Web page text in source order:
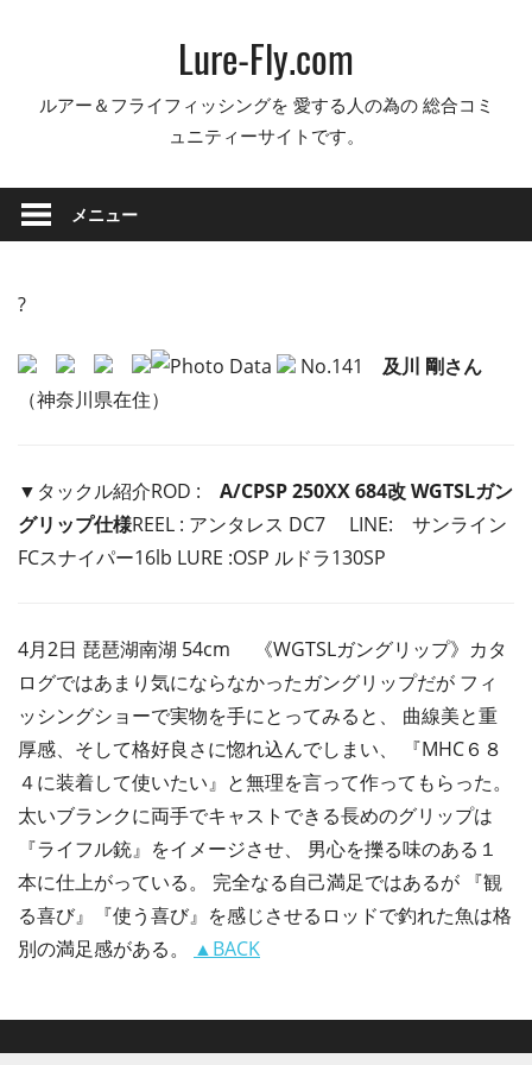
Lure-Fly.com
ルアー＆フライフィッシングを 愛する人の為の 総合コミ
ュニティーサイトです。
メニュー
?
No.141
及川 剛さん
（神奈川県在住）
▼タックル紹介ROD : A/CPSP 250XX 684改 WGTSLガン
グリップ仕様REEL : アンタレス DC7 LINE: サンライン
FCスナイパー16lb LURE :OSP ルドラ130SP
4月2日 琵琶湖南湖 54cm 《WGTSLガングリップ》カタ
ログではあまり気にならなかったガングリップだが フィ
ッシングショーで実物を手にとってみると、 曲線美と重
厚感、そして格好良さに惚れ込んでしまい、 『MHC６８
４に装着して使いたい』と無理を言って作ってもらった。
太いブランクに両手でキャストできる長めのグリップは
『ライフル銃』をイメージさせ、 男心を擽る味のある１
本に仕上がっている。 完全なる自己満足ではあるが 『観
る喜び』『使う喜び』を感じさせるロッドで釣れた魚は格
別の満足感がある。
▲BACK